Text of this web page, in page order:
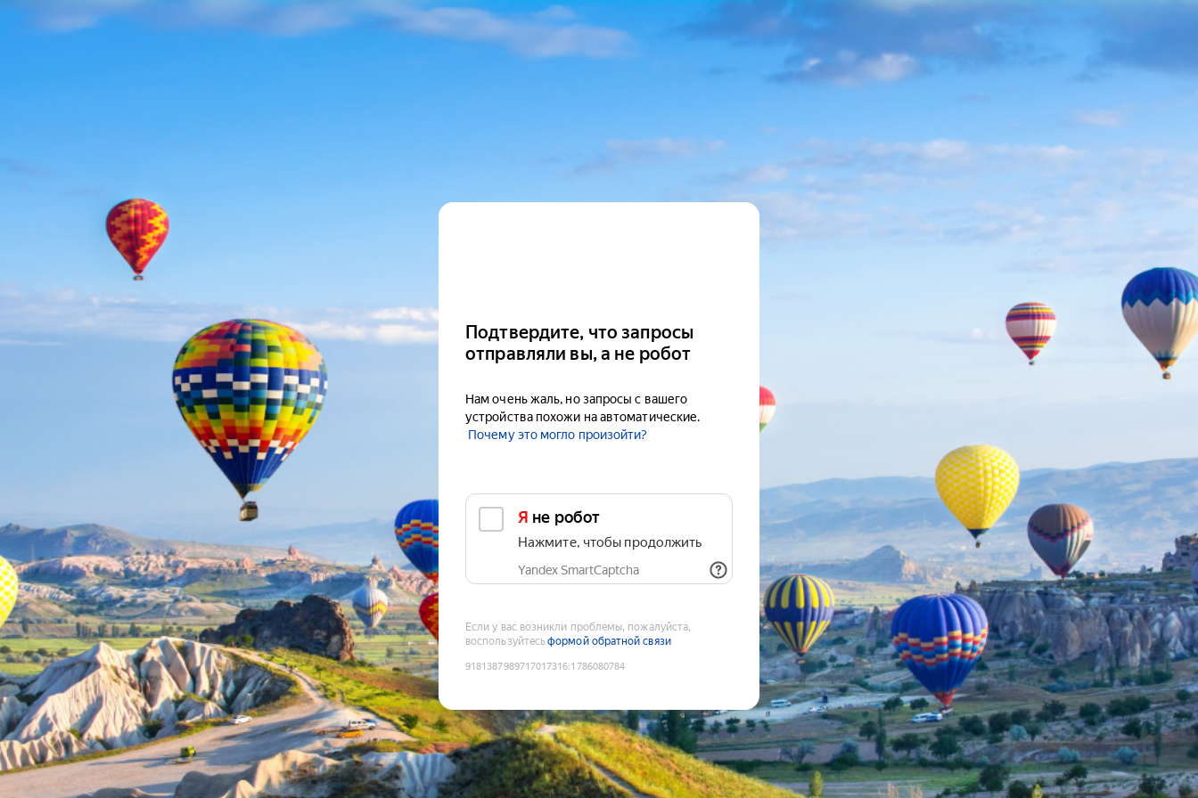
Подтвердите, что запросы
отправляли вы, а не робот
Нам очень жаль, но запросы с вашего
устройства похожи на автоматические.
Почему это могло произойти?
Я не робот
Нажмите, чтобы продолжить
Yandex SmartCaptcha
Если у вас возникли проблемы, пожалуйста,
воспользуйтесьформой обратной связи
9181387989717017316:1786080784